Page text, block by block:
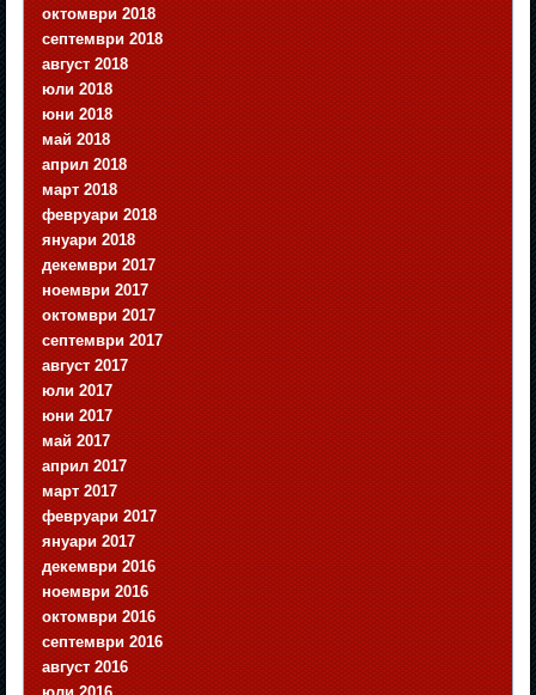
октомври 2018
септември 2018
август 2018
юли 2018
юни 2018
май 2018
април 2018
март 2018
февруари 2018
януари 2018
декември 2017
ноември 2017
октомври 2017
септември 2017
август 2017
юли 2017
юни 2017
май 2017
април 2017
март 2017
февруари 2017
януари 2017
декември 2016
ноември 2016
октомври 2016
септември 2016
август 2016